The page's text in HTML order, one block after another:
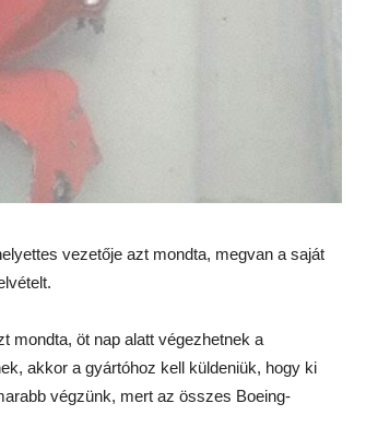
vezetője azt mondta, megvan a saját
mondta, öt nap alatt végezhetnek a
akkor a gyártóhoz kell küldeniük, hogy ki
végzünk, mert az összes Boeing-